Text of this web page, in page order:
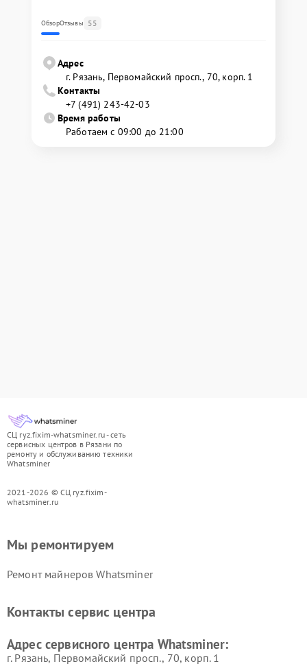
ОбзорОтзывы 55
Адрес
г. Рязань, Первомайский просп., 70, корп. 1
Контакты
+7 (491) 243-42-03
Время работы
Работаем с 09:00 до 21:00
СЦ ryz.fixim-whatsminer.ru - сеть
сервисных центров в Рязани по
ремонту и обслуживанию техники
Whatsminer
2021-2026 © СЦ ryz.fixim-
whatsminer.ru
Мы ремонтируем
Ремонт майнеров Whatsminer
Контакты сервис центра
Адрес сервисного центра Whatsminer:
г. Рязань, Первомайский просп., 70, корп. 1